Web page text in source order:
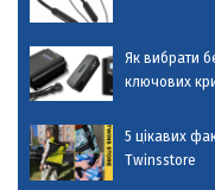
Як вибрати
ключових
5 цікавих
Twinsstore